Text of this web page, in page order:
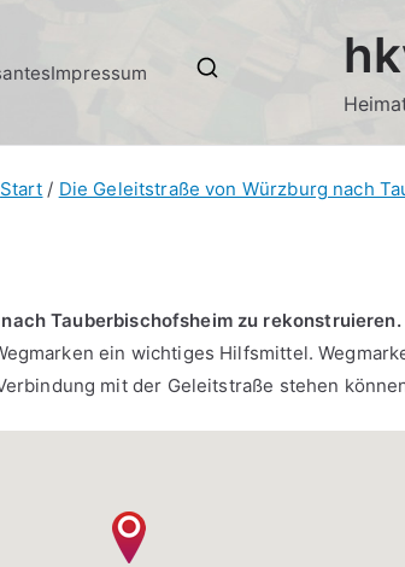
Impressum
Start Die Geleitstraße von Würzburg nach
Tauberbischofsheim zu rekonstruieren.
ein wichtiges Hilfsmittel.
mit der Geleitstraße stehen